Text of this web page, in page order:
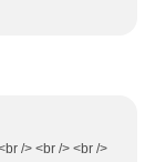
/> <br /> <br />